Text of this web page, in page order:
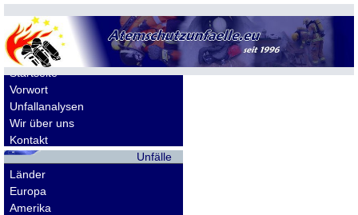
Allgemeines
Startseite
Vorwort
Unfallanalysen
Wir über uns
Kontakt
Unfälle
Länder
Europa
Amerika